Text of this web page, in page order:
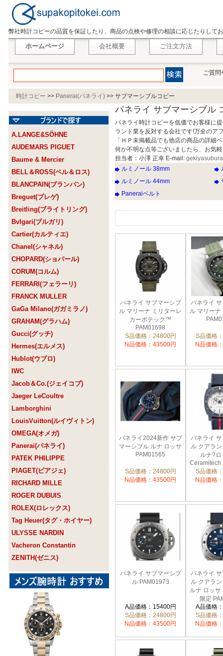
弊社時計コピーの品質を保証したり、商品の点検や修理の相談に応じたりして
ホームページ 会社概要 ご注文方法
ご質問
時計コピー >> Panerai(パネライ) >> サブマーシブルコピー
A.LANGE&SÖHNE
AUDEMARS PIGUET
Baume & Mercier
BELL＆ROSS(ベル＆ロス)
BLANCPAIN(ブランパン)
Breguet(ブレゲ)
Breitling(ブライトリング)
Bvlgari(ブルガリ)
Cartier(カルティエ)
Chanel(シャネル)
CHOPARD(ショパール)
CORUM(コルム)
FERRARI(フェラーリ)
FRANCK MULLER
GaGa Milano(ガガミラノ)
GRAHAM(グラハム)
Gucci(グッチ)
Hermes(エルメス)
Hublot(ウブロ)
IWC
Jacob＆Co.(ジェイコブ)
Jaeger LeCoultre
Lamborghini
LouisVuitton(ルイヴィトン)
OMEGA(オメガ)
Panerai(パネライ)
PATEK PHILIPPE
PIAGET(ピアジェ)
RICHARD MILLE
ROGER DUBUIS
ROLEX(ロレックス)
Tag Heuer(タグ・ホイヤー)
ULYSSE NARDIN
Vacheron Constantin
ZENITH(ゼニス)
パネライ サブマーシブル
パネライ時計コピーを低価でお客様に
ランド業を反対する会社です!万全のア
「ＨＰ未掲載品でも他店の商品の詳細
何か不明な点等ございましたら、お気
担当者：小澤 正幸 E-mail:
ルミノール 38mm
ルミノール 44mm
Paneraiベルト
パネライ サブマーシブ
ル マリーナ ミリターレ
カーボテック™
PAM01698
S品価格：24800円
N品価格：43500円
パネライ
ル マリーナ
S品価格
N品価格
パネライ2024新作 サブ
マーシブル ルナ ロッサ
PAM01565
S品価格：24800円
N品価格：43500円
パネライ
ル クアラ
ルナ?ロ
Ceramitech
S品価格
N品価格
パネライ サブマーシブ
ル PAM01973
A品価格：15400円
S品価格：24800円
N品価格：43500円
パネライ
ル クアラ
ルナ ロッサ
限定
A品価格
S品価格
N品価格